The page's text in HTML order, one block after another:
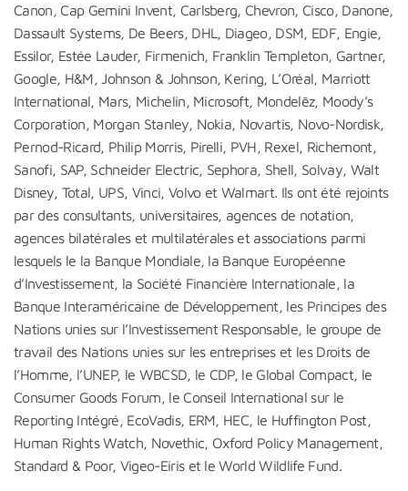
Canon, Cap Gemini Invent, Carlsberg, Chevron, Cisco, Danone,
Dassault Systems, De Beers, DHL, Diageo, DSM, EDF, Engie,
Essilor, Estée Lauder, Firmenich, Franklin Templeton, Gartner,
Google, H&M, Johnson & Johnson, Kering, L’Oréal, Marriott
International, Mars, Michelin, Microsoft, Mondelēz, Moody’s
Corporation, Morgan Stanley, Nokia, Novartis, Novo-Nordisk,
Pernod-Ricard, Philip Morris, Pirelli, PVH, Rexel, Richemont,
Sanofi, SAP, Schneider Electric, Sephora, Shell, Solvay, Walt
Disney, Total, UPS, Vinci, Volvo et Walmart. Ils ont été rejoints
par des consultants, universitaires, agences de notation,
agences bilatérales et multilatérales et associations parmi
lesquels le la Banque Mondiale, la Banque Européenne
d’Investissement, la Société Financière Internationale, la
Banque Interaméricaine de Développement, les Principes des
Nations unies sur l’Investissement Responsable, le groupe de
travail des Nations unies sur les entreprises et les Droits de
l’Homme, l’UNEP, le WBCSD, le CDP, le Global Compact, le
Consumer Goods Forum, le Conseil International sur le
Reporting Intégré, EcoVadis, ERM, HEC, le Huffington Post,
Human Rights Watch, Novethic, Oxford Policy Management,
Standard & Poor, Vigeo-Eiris et le World Wildlife Fund.